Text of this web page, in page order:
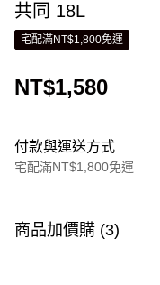
共同 18L
宅配滿NT$1,800免運
NT$1,580
付款與運送方式
宅配滿NT$1,800免運
信用卡一次付款
商品加價購 (3)